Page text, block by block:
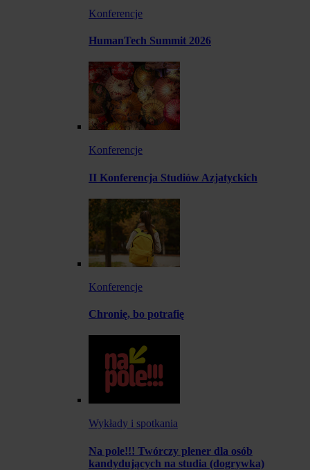
Konferencje
HumanTech Summit 2026
Konferencje
II Konferencja Studiów Azjatyckich
Konferencje
Chronię, bo potrafię
Wykłady i spotkania
Na pole!!! Twórczy plener dla osób
kandydujących na studia (dogrywka)